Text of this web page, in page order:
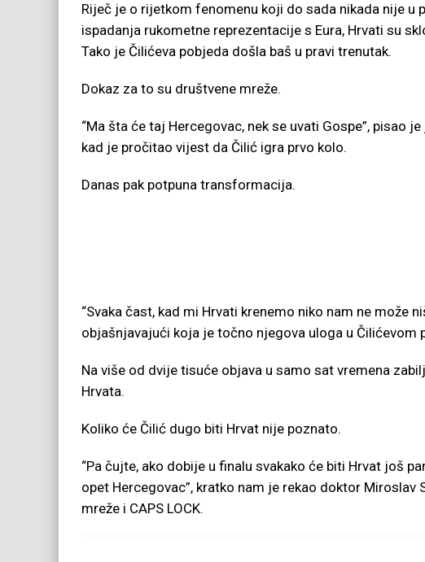
Riječ je o rijetkom fenomenu koji do sada nikada nije u
ispadanja rukometne reprezentacije s Eura, Hrvati su
Tako je Čilićeva pobjeda došla baš u pravi trenutak.
Dokaz za to su društvene mreže.
“Ma šta će taj Hercegovac, nek se uvati Gospe”, pisao
kad je pročitao vijest da Čilić igra prvo kolo.
Danas pak potpuna transformacija.
“Svaka čast, kad mi Hrvati krenemo niko nam ne može
objašnjavajući koja je točno njegova uloga u Čilićevom
Na više od dvije tisuće objava u samo sat vremena
Hrvata.
Koliko će Čilić dugo biti Hrvat nije poznato.
“Pa čujte, ako dobije u finalu svakako će biti Hrvat još
opet Hercegovac”, kratko nam je rekao doktor
mreže i CAPS LOCK.